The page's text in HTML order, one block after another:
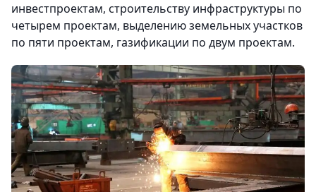
инвестпроектам, строительству инфраструктуры по
четырем проектам, выделению земельных участков
по пяти проектам, газификации по двум проектам.